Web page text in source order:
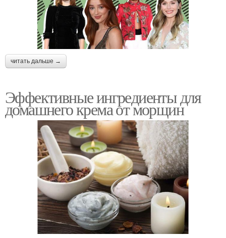
читать дальше →
Эффективные ингредиенты для
домашнего крема от морщин